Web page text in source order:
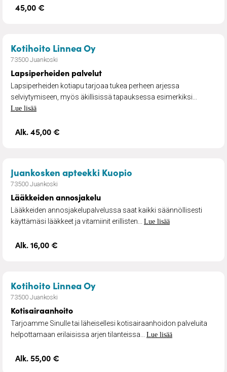
45,00 €
Kotihoito Linnea Oy– Lapsiperheiden palvelut
73500 Juankoski
Lapsiperheiden palvelut
Lapsiperheiden kotiapu tarjoaa tukea perheen arjessa
selviytymiseen, myös äkillisissä tapauksessa esimerkiksi...
Lue lisää
Alk. 45,00 €
Juankosken apteekki Kuopio
73500 Juankoski
Lääkkeiden annosjakelu
Lääkkeiden annosjakelupalvelussa saat kaikki säännöllisesti
käyttämäsi lääkkeet ja vitamiinit erillisten... Lue lisää
Alk. 16,00 €
Kotihoito Linnea Oy– Kotisairaanhoito
73500 Juankoski
Kotisairaanhoito
Tarjoamme Sinulle tai läheisellesi kotisairaanhoidon palveluita
helpottamaan erilaisissa arjen tilanteissa... Lue lisää
Alk. 55,00 €